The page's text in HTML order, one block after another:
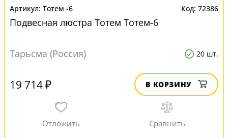
Тотем -6 72386
Подвесная люстра Тотем Тотем-6
Тарьсма (Россия) 20 шт.
19 714 ₽ В КОРЗИНУ